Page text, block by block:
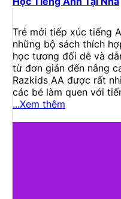
Trẻ mới tiếp xúc tiếng
những bộ sách thích
học tương đối dễ và
từ đơn giản đến nâng
Razkids AA được rất
các bé làm quen với
...Xem thêm